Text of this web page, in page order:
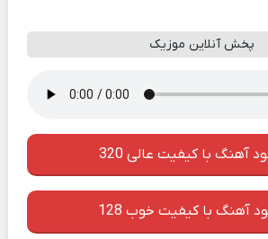
پخش آنلاین موزیک
آهنگ با کیفیت عالی 320
آهنگ با کیفیت خوب 128